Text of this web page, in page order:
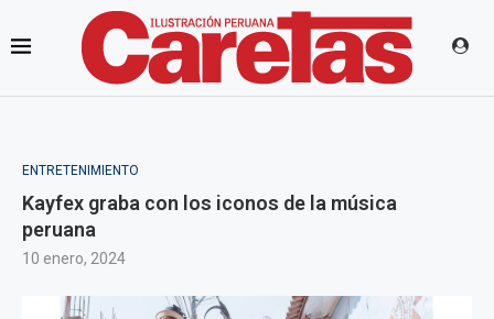
ENTRETENIMIENTO
Kayfex graba con los iconos de la música
peruana
10 enero, 2024